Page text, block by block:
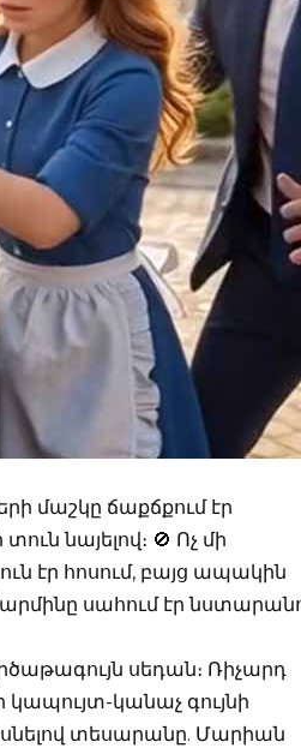
մաշկը ճաքճքում էր
նայելով։ 🚫 Ոչ մի
էր հոսում, բայց ապակին
սահում էր
սեդան։ Ռիչարդ
կապույտ-կանաչ գույնի
տեսարանը. Մարիան